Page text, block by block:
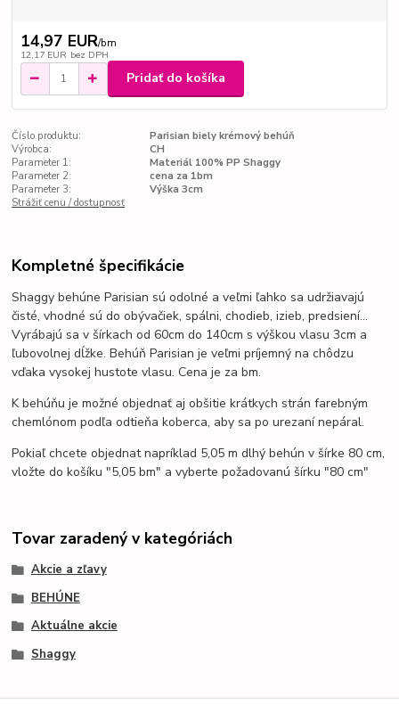
14,97 EUR/bm
12,17 EUR bez DPH
Pridať do košíka
Číslo produktu:
Parisian biely krémový behúň
Výrobca:
CH
Parameter 1:
Materiál 100% PP Shaggy
Parameter 2:
cena za 1bm
Parameter 3:
Výška 3cm
Strážiť cenu / dostupnosť
Kompletné špecifikácie
Shaggy behúne Parisian sú odolné a veľmi ľahko sa udržiavajú
čisté,vhodné sú do obývačiek, spálni, chodieb, izieb, predsiení...
Vyrábajú sa v šírkach od 60cm do 140cm s výškou vlasu 3cm a
ľubovolnej dĺžke. Behúň Parisian je veľmi príjemný na chôdzu
vďaka vysokej hustote vlasu. Cena je za bm.
K behúňu je možné objednať aj obšitie krátkych strán farebným
chemlónom podľa odtieňa koberca, aby sa po urezaní nepáral.
Pokiaľ chcete objednat napríklad 5,05 m dlhý behún v šírke 80 cm,
vložte do košíku "5,05 bm" a vyberte požadovanú šírku "80 cm"
Tovar zaradený v kategóriách
Akcie a zľavy
BEHÚNE
Aktuálne akcie
Shaggy